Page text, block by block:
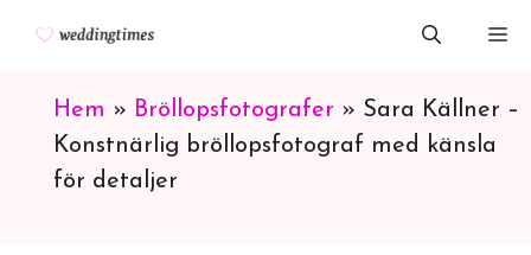
Hem » Bröllopsfotografer » Sara Källner –
Konstnärlig bröllopsfotograf med känsla
för detaljer